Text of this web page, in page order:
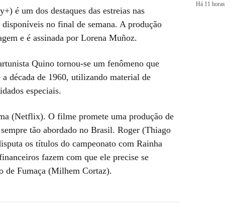
é um dos destaques das estreias nas
no final de semana. A produção
e é assinada por Lorena Muñoz.
Quino tornou-se um fenômeno que
década de 1960, utilizando material de
especiais.
(Netflix). O filme promete uma produção de
tão abordado no Brasil. Roger (Thiago
os títulos do campeonato com Rainha
fazem com que ele precise se
de Fumaça (Milhem Cortaz).
Há 11 horas